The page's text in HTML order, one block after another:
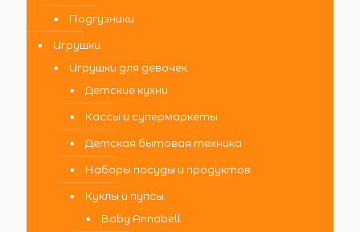
Подгузники
Игрушки
Игрушки для девочек
Детские кухни
Кассы и супермаркеты
Детская бытовая техника
Наборы посуды и продуктов
Куклы и пупсы
Baby Annabell